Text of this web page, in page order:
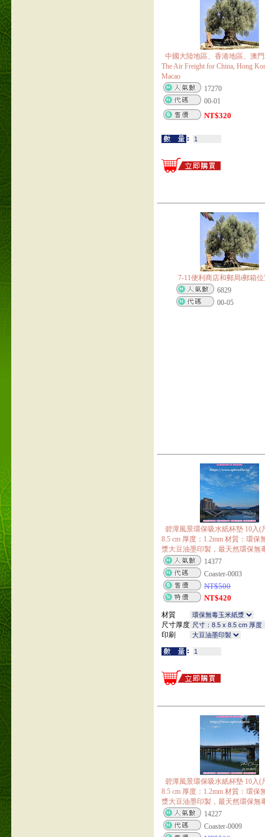
中國大陸地區、香港地區、澳
The Air Freight for China, Hong
Macao
17270
00-01
NT$320
7-11便利商店和郵局i郵箱
6829
00-05
碧潭風景環保吸水紙杯墊 10入(
8.5 cm 厚度：1.2mm 材質：環保
漿大豆油墨印製，最天然環保無
14377
Coaster-0003
NT$500
NT$420
材質
尺寸厚度
印刷
碧潭風景環保吸水紙杯墊 10入(
8.5 cm 厚度：1.2mm 材質：環保
漿大豆油墨印製，最天然環保無
14227
Coaster-0009